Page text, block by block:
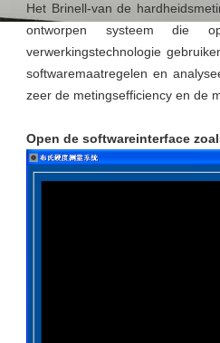
Het Brinell-van de
ontworpen systeem die
verwerkingstechnologie
softwaremaatregelen en
zeer de metingsefficiency en de
Open de softwareinterface